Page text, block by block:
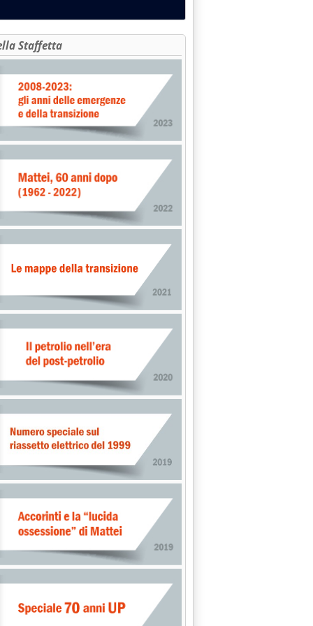
COSTO CIF DEL GREGGIO IMPORTATO IN 6 MESI'
IN ITALIA NEI PRIMI CINQUE MESI 1995'
alle 0.0.
ATTENUA IL RIALZO A 214.800 LIRE NEI PRIMI CINQUE
Staffetta